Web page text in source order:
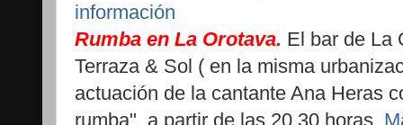
información
Rumba en La Orotava. El bar de La
Terraza & Sol ( en la misma
actuación de la cantante Ana Heras
rumba", a partir de las 20,30 horas.